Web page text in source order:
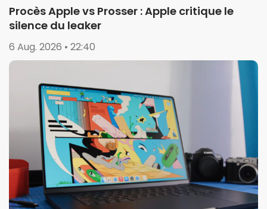
Procès Apple vs Prosser : Apple critique le
silence du leaker
6 Aug. 2026 • 22:40